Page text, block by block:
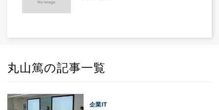
丸山篤の記事一覧
企業IT